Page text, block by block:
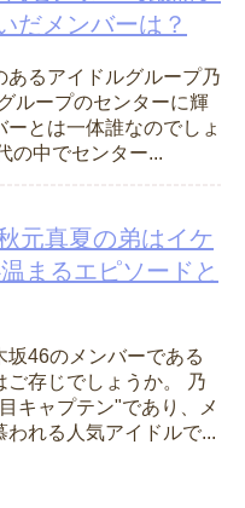
だメンバーは？
あるアイドルグループ乃
ループのセンターに輝
ーとは一体誰なのでしょ
の中でセンター...
元真夏の弟はイケ
まるエピソードと
坂46のメンバーである
ご存じでしょうか。 乃
キャプテン"であり、メ
われる人気アイドルで...